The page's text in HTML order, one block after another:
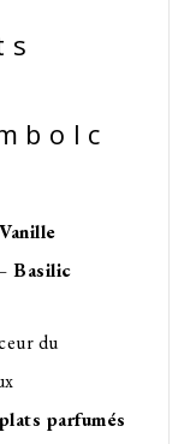
Basilic
du
parfumés